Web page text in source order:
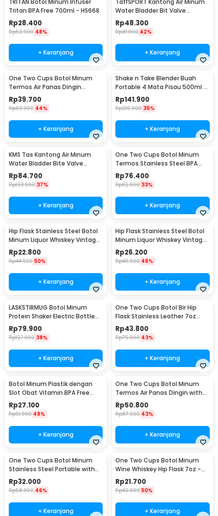
TRITAN Botol Minum Infuser
Tritan BPA Free 700ml - HS668
Rp28.400
Rp53.900 48%
+ Keranjang
TaffSPORT Kantong Air Minum
Water Bladder Bit Valve
Hydration Bag 2L - SD16
Rp48.300
Rp81.900 42%
+ Keranjang
One Two Cups Botol Minum
Termos Air Panas Dingin
Stainless Steel 260ml -
AQW575
Rp39.700
Rp69.900 44%
+ Keranjang
Shake n Take Blender Buah
Portable 4 Mata Pisau 500ml -
VT-04
Rp141.900
Rp215.900 35%
+ Keranjang
KMS Tas Kantong Air Minum
Water Bladder Bite Valve
Hydration Bag 3L - BL018
Rp84.700
Rp133.900 37%
+ Keranjang
One Two Cups Botol Minum
Termos Stainless Steel BPA
Free 400ml - K623
Rp76.400
Rp112.900 33%
+ Keranjang
Hip Flask Stainless Steel Botol
Minum Liquor Whiskey Vintage
7oz Johnnie Walker - H-7
Rp22.800
Rp44.900 50%
+ Keranjang
Hip Flask Stainless Steel Botol
Minum Liquor Whiskey Vintage
7oz Jack Daniel - H-7
Rp26.200
Rp49.900 48%
+ Keranjang
LASKSTIRMUG Botol Minum
Protein Shaker Electric Bottle
BPA Free 480ml - 1505
Rp79.900
Rp127.900 38%
+ Keranjang
One Two Cups Botol Bir Hip
Flask Stainless Leather 7oz
with Shot Glass
Rp43.800
Rp75.900 43%
+ Keranjang
Botol Minum Plastik dengan
Slot Obat Vitamin BPA Free
600ml - 830
Rp27.100
Rp51.900 48%
+ Keranjang
One Two Cups Botol Minum
Termos Air Panas Dingin with
Cup Head 500ml - SUS304
Rp50.800
Rp87.900 43%
+ Keranjang
One Two Cups Botol Minum
Stainless Steel Portable with
Carabiner 750ml - GBD
Rp32.000
Rp58.900 46%
+ Keranjang
One Two Cups Botol Minum
Wine Whiskey Hip Flask 7oz -
F0212
Rp21.700
Rp42.900 50%
+ Keranjang